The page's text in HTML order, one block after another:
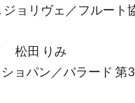
ジョリヴェ／フルート
松田 りみ
ショパン／バラード 第